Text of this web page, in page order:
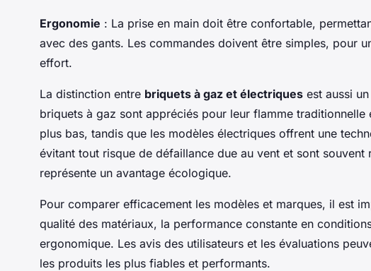
Ergonomie : La prise en main doit être confortable,
avec des gants. Les commandes doivent être simples, pour
effort.
La distinction entre briquets à gaz et électriques est aussi
briquets à gaz sont appréciés pour leur flamme traditionnelle
plus bas, tandis que les modèles électriques offrent une
évitant tout risque de défaillance due au vent et sont souvent
représente un avantage écologique.
Pour comparer efficacement les modèles et marques, il est
qualité des matériaux, la performance constante en
ergonomique. Les avis des utilisateurs et les évaluations
les produits les plus fiables et performants.